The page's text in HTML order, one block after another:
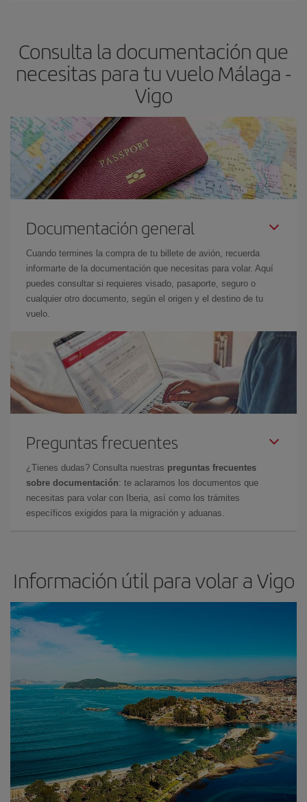
avión más baratos te saldrán. Además, si buscas los vuelos con
las fechas y los horarios del viaje un poco abiertos, podráselegir
el precio más barato.
Consulta la documentación que
necesitas para tu vuelo Málaga -
Vigo
Documentación general
Cuando termines la compra de tu billete de avión, recuerda
informarte de la documentación que necesitas para volar. Aquí
puedes consultar si requieres visado, pasaporte, seguro o
cualquier otro documento, según el origen y el destino de tu
vuelo.
Preguntas frecuentes
¿Tienes dudas? Consulta nuestras preguntas frecuentes
sobre documentación: te aclaramos los documentos que
necesitas para volar con Iberia, así como los trámites
específicos exigidos para la migración y aduanas.
Información útil para volar a Vigo